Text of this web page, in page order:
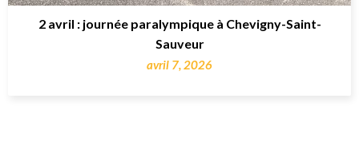
2 avril : journée paralympique à Chevigny-Saint-
Sauveur
avril 7, 2026